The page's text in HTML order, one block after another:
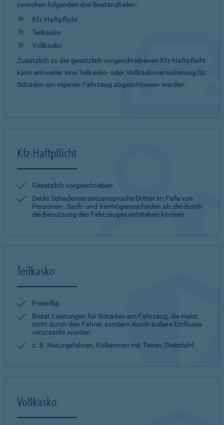
zwischen folgenden drei Bestandteilen:
Kfz-Haftpflicht
Teilkasko
Vollkasko
Zusätzlich zu der gesetzlich vorgeschriebenen Kfz-Haftpflicht
kann entweder eine Teilkasko- oder Vollkaskoversicherung für
Schäden am eigenen Fahrzeug abgeschlossen werden.
Kfz-Haftpflicht
Gesetzlich vorgeschrieben
Deckt Schadensersatzansprüche Dritter im Falle von
Personen-, Sach- und Vermögensschäden ab, die durch
die Benutzung des Fahrzeuges entstehen können
Teilkasko
Freiwillig
Bietet Leistungen für Schäden am Fahrzeug, die meist
nicht durch den Fahrer, sondern durch äußere Einflüsse
verursacht wurden
z. B. Naturgefahren, Kollisionen mit Tieren, Diebstahl
Vollkasko